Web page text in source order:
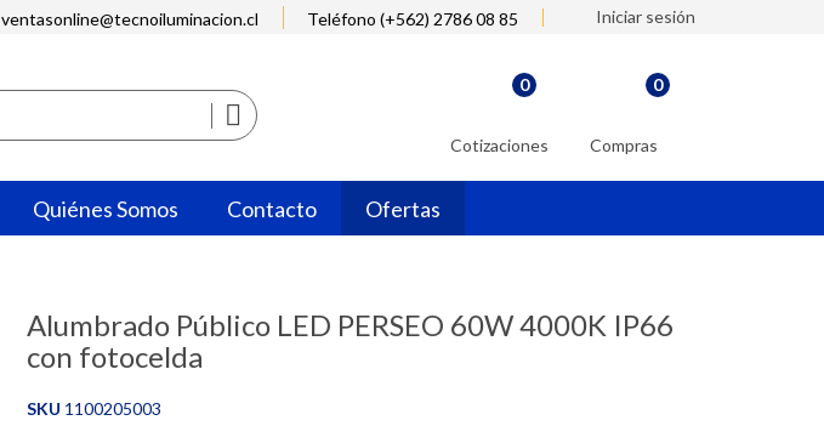
ventasonline@tecnoiluminacion.cl Teléfono (+562) 2786 08 85 Iniciar sesión

Cotizaciones
0
Compras
0
Quiénes Somos Contacto Ofertas
Alumbrado Público LED PERSEO 60W 4000K IP66
con fotocelda
SKU 1100205003